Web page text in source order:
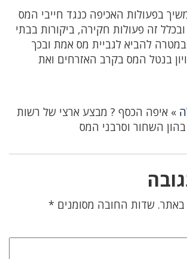
בפעולות האכיפה כנגד חייבי המס
זה פעולות חקירה, ביקורות בבתי
להביא לגביית מס אמת ובכך
בנטל המס בקרב האזרחים ואת
» איפה הכסף ? מבצע ארצי של רשות
השחור וסרבני המס
באתר. שדות החובה מסומנים *